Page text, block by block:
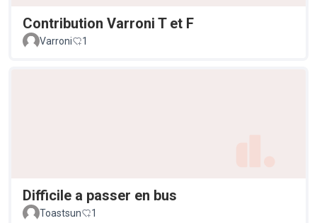
Contribution Varroni T et F
Varroni 1
Difficile a passer en bus
Toastsun 1